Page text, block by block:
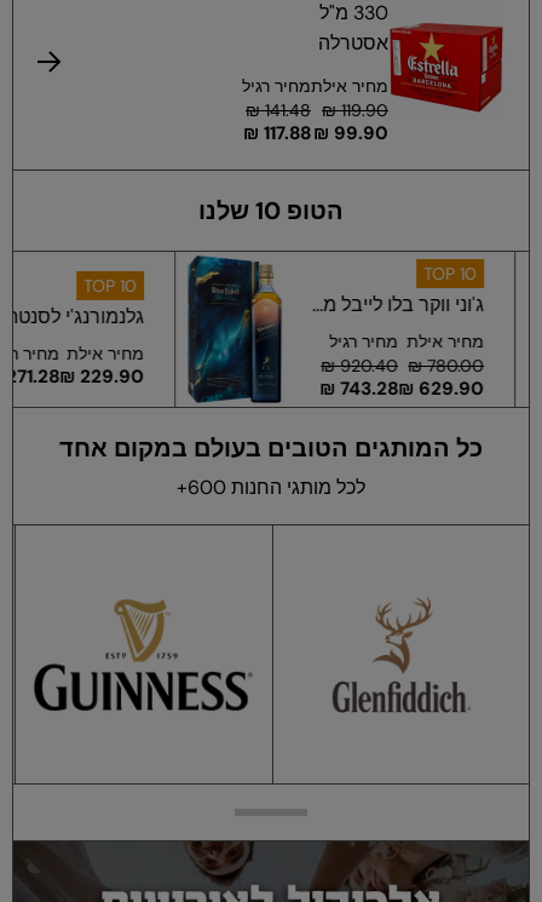
330 מ"ל
אסטרלה
מחיר אילת
119.90 ₪
99.90 ₪
מחיר רגיל
141.48 ₪
117.88 ₪
הטופ 10 שלנו
בלו לייבל מ...
מחיר רגיל
920.40 ₪
743.28 ₪
TOP 10
גלנמורנג'י לסנטה 12 שנ...
מחיר אילת
229.90 ₪
מחיר רגיל
271.28 ₪
כל המותגים הטובים בעולם במקום אחד
לכל מותגי החנות 600+